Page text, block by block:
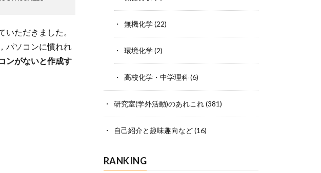
ただきました。
パソコンに慣れれ
ンがないと作成す
無機化学(22)
環境化学(2)
高校化学・中学理科(6)
研究室(学外活動)のあれこれ(381)
自己紹介と趣味趣向など(16)
RANKING